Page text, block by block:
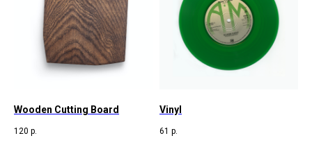
Wooden Cutting Board
120 р.
Vinyl
61 р.